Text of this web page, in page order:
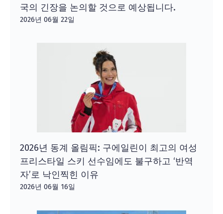
국의 긴장을 논의할 것으로 예상됩니다.
2026년 06월 22일
2026년 동계 올림픽: 구에일린이 최고의 여성
프리스타일 스키 선수임에도 불구하고 ‘반역
자’로 낙인찍힌 이유
2026년 06월 16일